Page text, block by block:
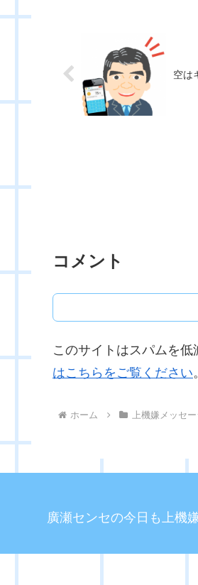
空は
コメント
このサイトはスパムを低
はこちらをご覧ください。
ホーム 上機嫌メッセ
廣瀬センセの今日も上機